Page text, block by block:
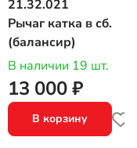
21.32.021
Рычаг катка в сб.
(балансир)
В наличии 19 шт.
13 000 ₽
В корзину